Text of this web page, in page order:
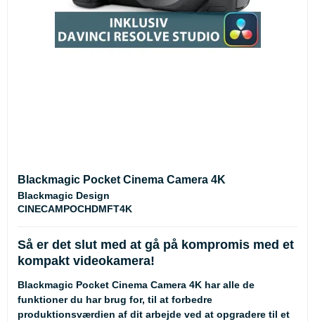
Blackmagic Pocket Cinema Camera 4K
Blackmagic Design
CINECAMPOCHDMFT4K
Så er det slut med at gå på kompromis med et
kompakt videokamera!
Blackmagic Pocket Cinema Camera 4K har alle de
funktioner du har brug for, til at forbedre
produktionsværdien af dit arbejde ved at opgradere til et